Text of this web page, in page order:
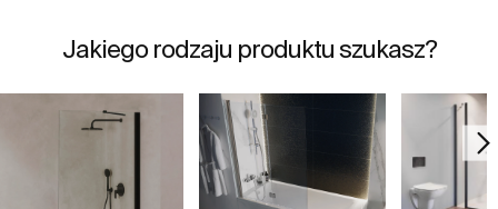
Jakiego rodzaju produktu szukasz?